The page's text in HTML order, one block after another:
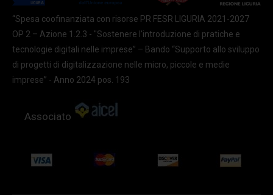
“Spesa coofinanziata con risorse PR FESR LIGURIA 2021-2027
OP 2 – Azione 1.2.3 - "Sostenere l'introduzione di pratiche e
tecnologie digitali nelle imprese” – Bando “Supporto allo sviluppo
di progetti di digitalizzazione nelle micro, piccole e medie
imprese” - Anno 2024 pos. 193
Associato